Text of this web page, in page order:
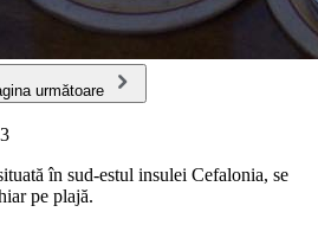
următoare
în sud-estul insulei Cefalonia, se
pe plajă.